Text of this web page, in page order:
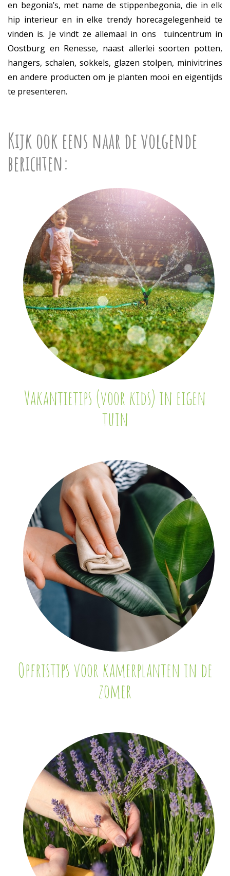
en begonia’s, met name de stippenbegonia, die in elk
hip interieur en in elke trendy horecagelegenheid te
vinden is. Je vindt ze allemaal in ons tuincentrum in
Oostburg en Renesse, naast allerlei soorten potten,
hangers, schalen, sokkels, glazen stolpen, minivitrines
en andere producten om je planten mooi en eigentijds
te presenteren.
Kijk ook eens naar de volgende
berichten:
Vakantietips (voor kids) in eigen
tuin
Opfristips voor kamerplanten in de
zomer